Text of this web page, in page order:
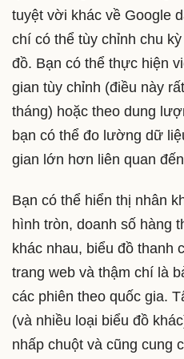
tuyệt vời khác về Google
chí có thể tùy chỉnh chu
đồ. Bạn có thể thực hiện
gian tùy chỉnh (điều này
tháng) hoặc theo dung
bạn có thể đo lường dữ
gian lớn hơn liên quan
Bạn có thể hiển thị nhân
hình tròn, doanh số hàng
khác nhau, biểu đồ thanh
trang web và thậm chí là
các phiên theo quốc gia.
(và nhiều loại biểu đồ
nhấp chuột và cũng cung